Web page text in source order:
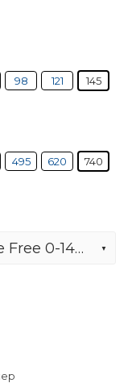
98 121
145
495 620
740
Нагревательная секция Ice Free 0-145-740